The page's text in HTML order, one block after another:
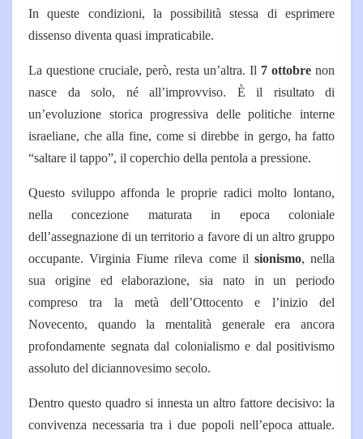
In queste condizioni, la possibilità stessa di esprimere
dissenso diventa quasi impraticabile.
La questione cruciale, però, resta un’altra. Il 7 ottobre non
nasce da solo, né all’improvviso. È il risultato di
un’evoluzione storica progressiva delle politiche interne
israeliane, che alla fine, come si direbbe in gergo, ha fatto
“saltare il tappo”, il coperchio della pentola a pressione.
Questo sviluppo affonda le proprie radici molto lontano,
nella concezione maturata in epoca coloniale
dell’assegnazione di un territorio a favore di un altro gruppo
occupante. Virginia Fiume rileva come il sionismo, nella
sua origine ed elaborazione, sia nato in un periodo
compreso tra la metà dell’Ottocento e l’inizio del
Novecento, quando la mentalità generale era ancora
profondamente segnata dal colonialismo e dal positivismo
assoluto del diciannovesimo secolo.
Dentro questo quadro si innesta un altro fattore decisivo: la
convivenza necessaria tra i due popoli nell’epoca attuale.